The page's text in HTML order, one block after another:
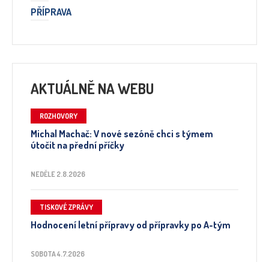
PŘÍPRAVA
AKTUÁLNĚ NA WEBU
ROZHOVORY
Michal Machač: V nové sezóně chci s týmem
útočit na přední příčky
NEDĚLE 2.8.2026
TISKOVÉ ZPRÁVY
Hodnocení letní přípravy od přípravky po A-tým
SOBOTA 4.7.2026